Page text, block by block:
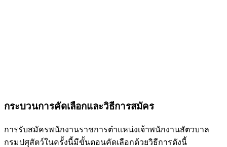
กระบวนการคัดเลือกและวิธีการสมัคร
การรับสมัครพนักงานราชการตำแหน่งเจ้าพนักงานสัตวบาล
กรมปศุสัตว์ในครั้งนี้มีขั้นตอนคัดเลือกด้วยวิธีการดังนี้